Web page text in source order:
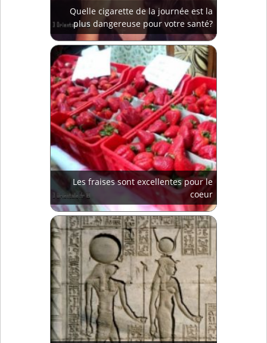
Quelle cigarette de la journée est la
plus dangereuse pour votre santé?
Les fraises sont excellentes pour le
coeur